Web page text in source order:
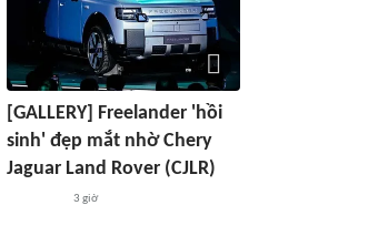
[GALLERY] Freelander 'hồi
sinh' đẹp mắt nhờ Chery
Jaguar Land Rover (CJLR)
3 giờ